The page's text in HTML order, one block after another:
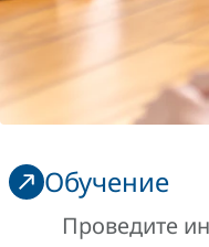
Обучение
Проведите